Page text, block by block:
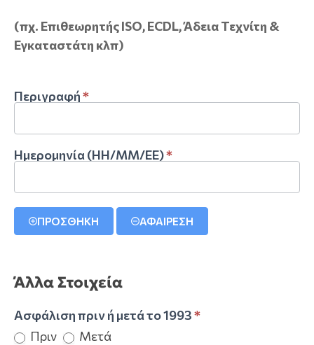
(πχ. Επιθεωρητής ISO, ECDL, Άδεια Τεχνίτη &
Εγκαταστάτη κλπ)
Περιγραφή*
Ημερομηνία (ΗΗ/ΜΜ/ΕΕ)*
ΠΡΟΣΘΗΚΗ ΑΦΑΙΡΕΣΗ
Άλλα Στοιχεία
Ασφάλιση πριν ή μετά το 1993*
Πριν
Μετά